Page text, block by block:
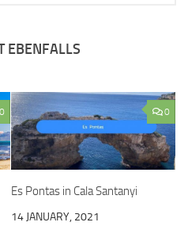
EBENFALLS
0 0
Es Pontas in Cala Santanyi
14 JANUARY, 2021